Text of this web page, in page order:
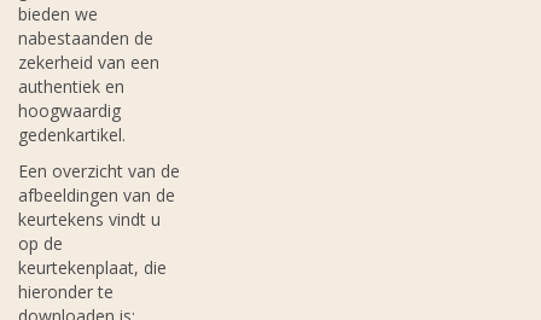
bieden we
nabestaanden de
zekerheid van een
authentiek en
hoogwaardig
gedenkartikel.
Een overzicht van de
afbeeldingen van de
keurtekens vindt u
op de
keurtekenplaat, die
hieronder te